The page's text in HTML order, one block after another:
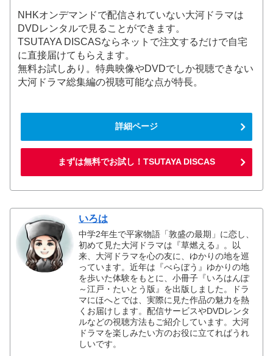
NHKオンデマンドで配信されていない大河ドラマは
DVDレンタルで見ることができます。
TSUTAYA DISCASならネットで注文するだけで自宅
に直接届けてもらえます。
無料お試しあり。特典映像やDVDでしか視聴できない
大河ドラマ総集編の視聴可能な点が特長。
詳細ページ
まずは無料でお試し！TSUTAYA DISCAS
いろは
中学2年生で平家物語「敦盛の最期」に恋し、
初めて見た大河ドラマは『草燃える』。以
来、大河ドラマを心の友に、ゆかりの地を巡
っています。近年は『べらぼう』ゆかりの地
を歩いた体験をもとに、小冊子『いろはんぽ
～江戸・たいとう版』を出版しました。ドラ
マにほへとでは、実際に見た作品の魅力を熱
くお届けします。配信サービスやDVDレンタ
ルなどの視聴方法もご紹介しています。大河
ドラマを楽しみたい方のお役に立てればうれ
しいです。